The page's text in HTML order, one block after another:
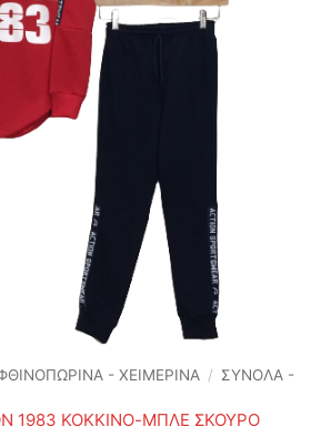
- ΧΕΙΜΕΡΙΝΆ / ΣΥΝΟΛΑ -
1983 ΚΟΚΚΙΝΟ-ΜΠΛΕ ΣΚΟΥΡΟ